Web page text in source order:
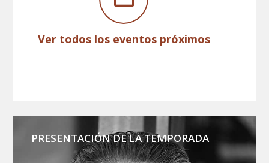
Ver todos los eventos próximos
PRESENTACIÓN DE LA TEMPORADA